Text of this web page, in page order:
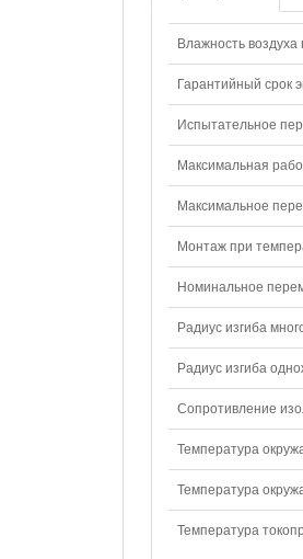
Влажность воздуха
Гарантийный срок
Испытательное
Максимальная
Максимальное
Монтаж при
Номинальное
Радиус изгиба
Радиус изгиба
Сопротивление
Температура
Температура
Температура